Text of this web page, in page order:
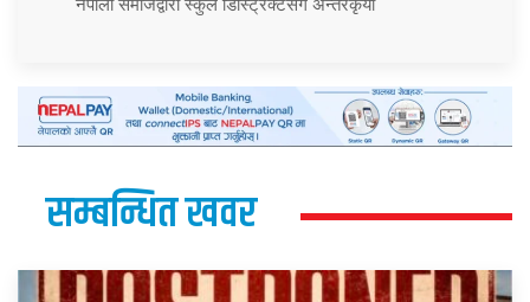
नेपाली समाजद्वारा स्कुल डिस्ट्रिक्टसँग अन्तरकृया
सम्बन्धित खवर